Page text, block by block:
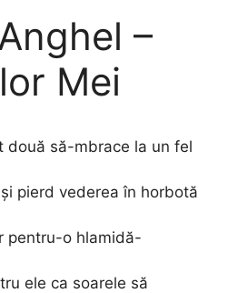
–
Mei
două să-mbrace la un fel
pierd vederea în horbotă
pentru-o hlamidă-
ele ca soarele să